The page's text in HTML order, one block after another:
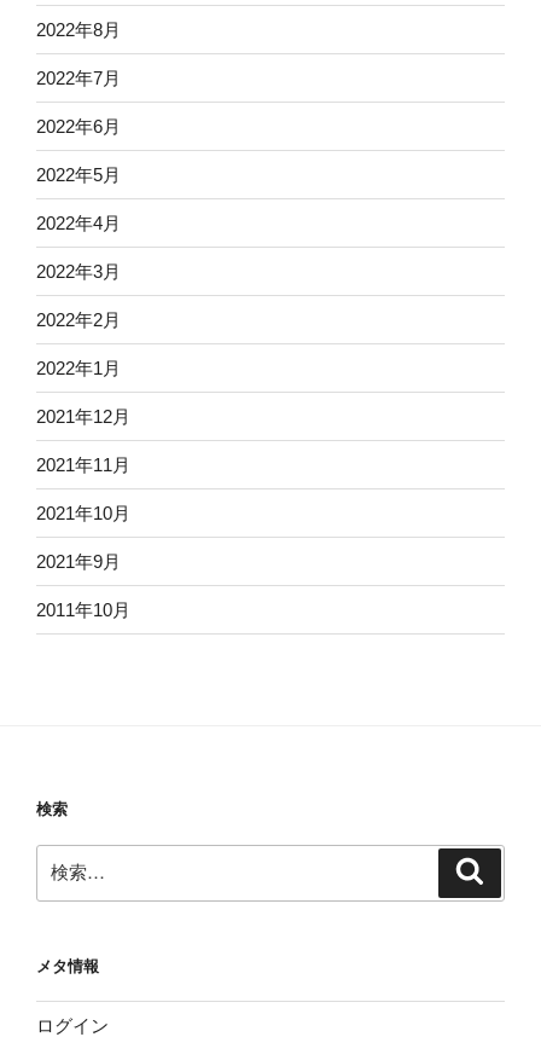
2022年8月
2022年7月
2022年6月
2022年5月
2022年4月
2022年3月
2022年2月
2022年1月
2021年12月
2021年11月
2021年10月
2021年9月
2011年10月
検索
索:
メタ情報
ログイン